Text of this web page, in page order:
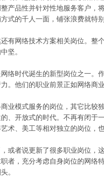
产品性并针对性地服务客户，
式的千人一面，铺张浪费就特
网络技术方案相关岗位。整
坚。
时代诞生的新型岗位之一。
。他们的职业前景正如网络商
模式服务的岗位，其它比较
、开放式的时代。不再有闭于
术、美工等相对独立的岗位，
者说更新了很多职业岗位，
者，充分考虑自身岗位的网络
。